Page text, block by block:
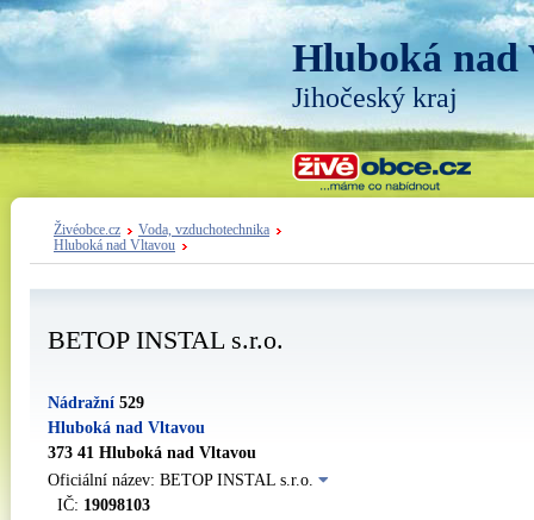
Hluboká nad
Jihočeský kraj
Živéobce.cz
Voda, vzduchotechnika
Hluboká nad Vltavou
BETOP INSTAL s.r.o.
Nádražní 529
Hluboká nad Vltavou
373 41 Hluboká nad Vltavou
Oficiální název: BETOP INSTAL s.r.o.
IČ: 19098103